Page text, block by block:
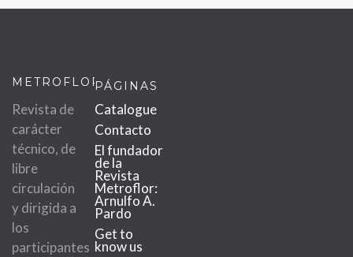
METROFLOR
Revista de
carácter
técnico, de
libre
circulación
y dirigida a
los
participantes
PÁGINAS
Catalogue
Contacto
El fundador
de la
Revista
Metroflor:
Arnulfo A.
Pardo
Get to
know us